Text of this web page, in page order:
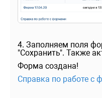
4. Заполняем поля
"Сохранить". Также
Форма создана!
Справка по работе с